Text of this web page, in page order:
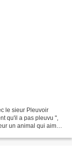
le sieur Pleuvoir
qu'il a pas pleuvu ",
un animal qui aime